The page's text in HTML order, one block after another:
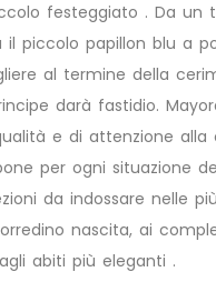
festeggiato . Da un
il piccolo papillon blu a
al termine della
darà fastidio.
e di attenzione alla
per ogni situazione
da indossare nelle
nascita, ai
agli abiti più eleganti .